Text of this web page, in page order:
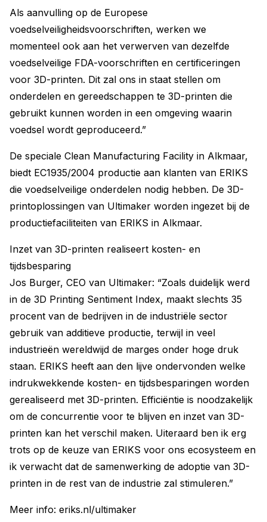
Als aanvulling op de Europese
voedselveiligheidsvoorschriften, werken we
momenteel ook aan het verwerven van dezelfde
voedselveilige FDA-voorschriften en certificeringen
voor 3D-printen. Dit zal ons in staat stellen om
onderdelen en gereedschappen te 3D-printen die
gebruikt kunnen worden in een omgeving waarin
voedsel wordt geproduceerd.”
De speciale Clean Manufacturing Facility in Alkmaar,
biedt EC1935/2004 productie aan klanten van ERIKS
die voedselveilige onderdelen nodig hebben. De 3D-
printoplossingen van Ultimaker worden ingezet bij de
productiefaciliteiten van ERIKS in Alkmaar.
Inzet van 3D-printen realiseert kosten- en
tijdsbesparing
Jos Burger, CEO van Ultimaker: “Zoals duidelijk werd
in de 3D Printing Sentiment Index, maakt slechts 35
procent van de bedrijven in de industriële sector
gebruik van additieve productie, terwijl in veel
industrieën wereldwijd de marges onder hoge druk
staan. ERIKS heeft aan den lijve ondervonden welke
indrukwekkende kosten- en tijdsbesparingen worden
gerealiseerd met 3D-printen. Efficiëntie is noodzakelijk
om de concurrentie voor te blijven en inzet van 3D-
printen kan het verschil maken. Uiteraard ben ik erg
trots op de keuze van ERIKS voor ons ecosysteem en
ik verwacht dat de samenwerking de adoptie van 3D-
printen in de rest van de industrie zal stimuleren.”
Meer info: eriks.nl/ultimaker